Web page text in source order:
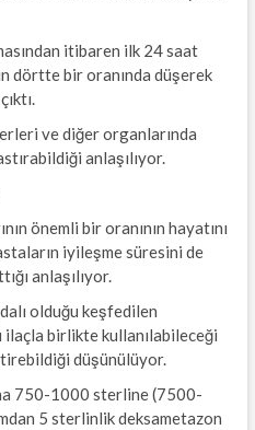
itibaren ilk 24 saat
dörtte bir oranında düşerek
ve diğer organlarında
anlaşılıyor.
önemli bir oranının hayatını
iyileşme süresini de
anlaşılıyor.
olduğu keşfedilen
birlikte kullanılabileceği
düşünülüyor.
750-1000 sterline (7500-
5 sterlinlik deksametazon